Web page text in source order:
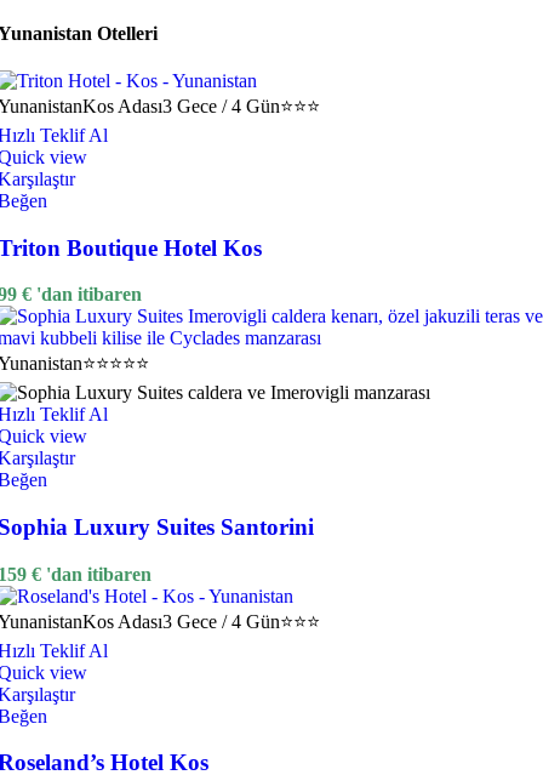
Otelleri
Kos Adası3 Gece / 4 Gün⭐⭐⭐
Teklif Al
view
Boutique Hotel Kos
€ 'dan itibaren
⭐⭐⭐⭐⭐
Teklif Al
view
Luxury Suites Santorini
€ 'dan itibaren
Kos Adası3 Gece / 4 Gün⭐⭐⭐
Teklif Al
view
Hotel Kos